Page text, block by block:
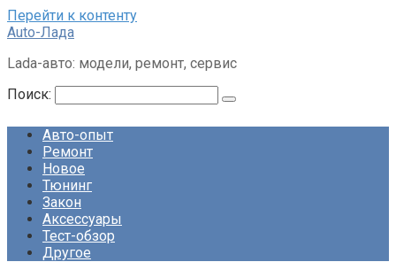
Перейти к контенту
Auto-Лада
Lada-авто: модели, ремонт, сервис
Поиск:
Авто-опыт
Ремонт
Новое
Тюнинг
Закон
Аксессуары
Тест-обзор
Другое